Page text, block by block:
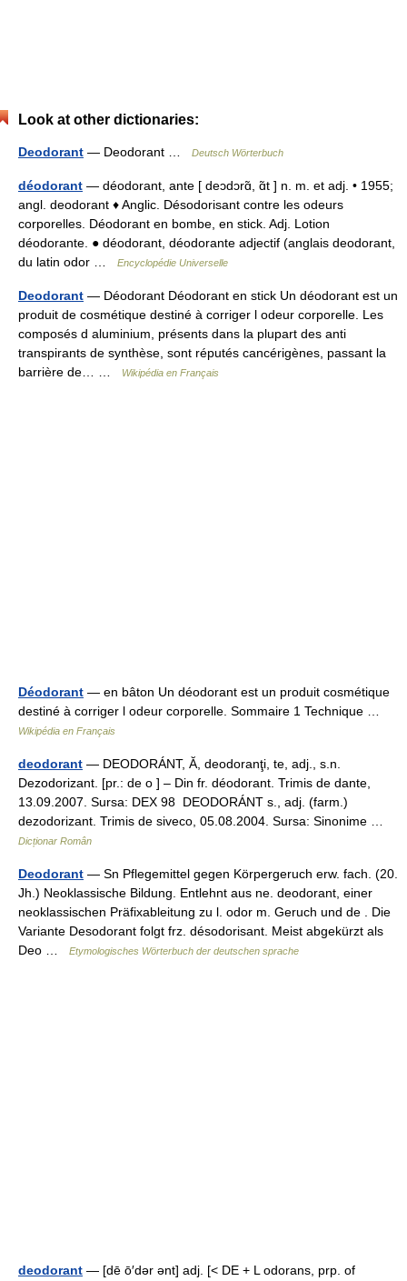
Look at other dictionaries:
Deodorant — Deodorant … Deutsch Wörterbuch
déodorant — déodorant, ante [ deɔdɔrɑ̃, ɑ̃t ] n. m. et adj. • 1955;
angl. deodorant ♦ Anglic. Désodorisant contre les odeurs
corporelles. Déodorant en bombe, en stick. Adj. Lotion
déodorante. ● déodorant, déodorante adjectif (anglais deodorant,
du latin odor …
Encyclopédie Universelle
Deodorant — Déodorant Déodorant en stick Un déodorant est un
produit de cosmétique destiné à corriger l odeur corporelle. Les
composés d aluminium, présents dans la plupart des anti
transpirants de synthèse, sont réputés cancérigènes, passant la
barrière de… …
Wikipédia en Français
Déodorant — en bâton Un déodorant est un produit cosmétique
destiné à corriger l odeur corporelle. Sommaire 1 Technique …
Wikipédia en Français
deodorant — DEODORÁNT, Ă, deodoranţi, te, adj., s.n.
Dezodorizant. [pr.: de o ] – Din fr. déodorant. Trimis de dante,
13.09.2007. Sursa: DEX 98 DEODORÁNT s., adj. (farm.)
dezodorizant. Trimis de siveco, 05.08.2004. Sursa: Sinonime …
Dicționar Român
Deodorant — Sn Pflegemittel gegen Körpergeruch erw. fach. (20.
Jh.) Neoklassische Bildung. Entlehnt aus ne. deodorant, einer
neoklassischen Präfixableitung zu l. odor m. Geruch und de . Die
Variante Desodorant folgt frz. désodorisant. Meist abgekürzt als
Deo …
Etymologisches Wörterbuch der deutschen sprache
deodorant — [dē ō′dər ənt] adj. [< DE + L odorans, prp. of